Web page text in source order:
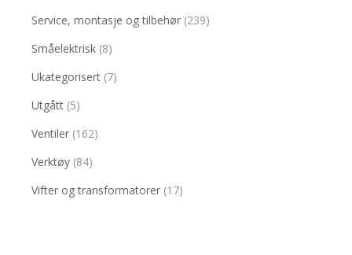
Service, montasje og tilbehør (239)
Småelektrisk (8)
Ukategorisert (7)
Utgått (5)
Ventiler (162)
Verktøy (84)
Vifter og transformatorer (17)